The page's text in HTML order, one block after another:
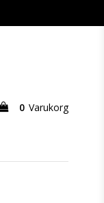
0 Varukorg